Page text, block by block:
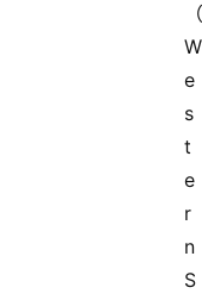
（
W
e
s
t
e
r
n
S